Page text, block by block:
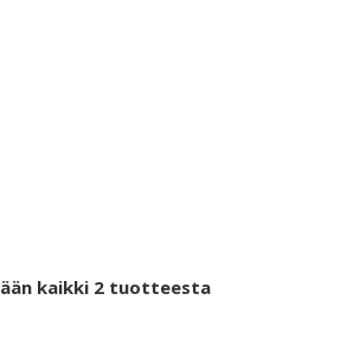
kaikki 2 tuotteesta